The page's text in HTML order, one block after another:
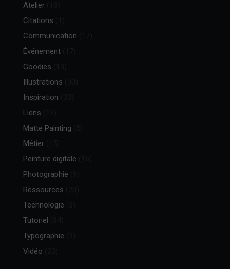
Atelier
Citations
Communication
Événement
Goodies
Illustrations
Inspiration
Liens
Matte Painting
Métier
Peinture digitale
Photographie
Ressources
Technologie
Tutoriel
Typographie
Vidéo